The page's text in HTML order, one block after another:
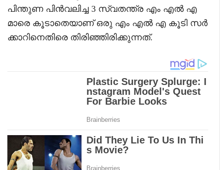
പിന്തുണ പിൻവലിച്ച 3 സ്വതന്ത്ര എം എൽ എ
മാരെ കൂടാതെയാണ് ഒരു എം എൽ എ കൂടി സർ
ക്കാറിനെതിരെ തിരിഞ്ഞിരിക്കുന്നത്.